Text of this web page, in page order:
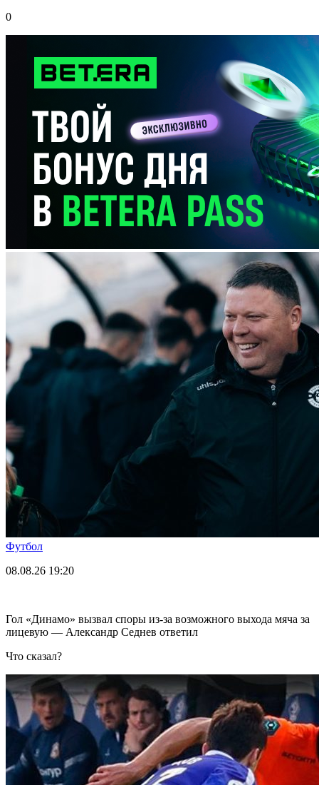
0
Футбол
08.08.26 19:20
Гол «Динамо» вызвал споры из-за возможного выхода мяча за
лицевую — Александр Седнев ответил
Что сказал?